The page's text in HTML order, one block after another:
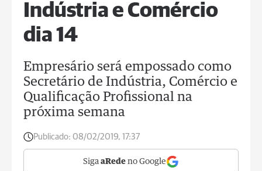
Indústria e Comércio
dia 14
Empresário será empossado como
Secretário de Indústria, Comércio e
Qualificação Profissional na
próxima semana
Publicado: 08/02/2019, 17:37
Siga aRede no Google